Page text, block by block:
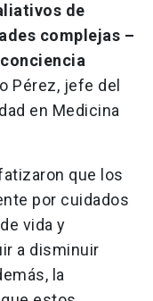
de
complejas –
Pérez, jefe del
en Medicina
que los
por cuidados
vida y
a disminuir
la